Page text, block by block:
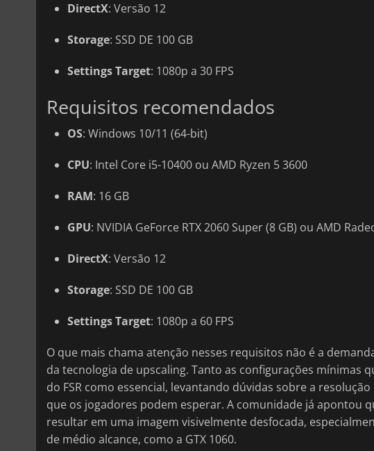
DirectX: Versão 12
Storage: SSD DE 100 GB
Settings Target: 1080p a 30 FPS
Requisitos recomendados
OS: Windows 10/11 (64-bit)
CPU: Intel Core i5-10400 ou AMD Ryzen 5 3600
RAM: 16 GB
GPU: NVIDIA GeForce RTX 2060 Super (8 GB) ou AMD
DirectX: Versão 12
Storage: SSD DE 100 GB
Settings Target: 1080p a 60 FPS
O que mais chama atenção nesses requisitos não é a
da tecnologia de upscaling. Tanto as configurações mínimas
do FSR como essencial, levantando dúvidas sobre a
que os jogadores podem esperar. A comunidade já apontou
resultar em uma imagem visivelmente desfocada,
de médio alcance, como a GTX 1060.